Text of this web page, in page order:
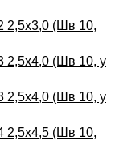
2,5х3,0 (Шв 10,
2,5х4,0 (Шв 10, у
2,5х4,0 (Шв 10, у
2,5х4,5 (Шв 10,